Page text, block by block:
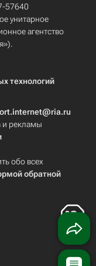
57640
унитарное
агентство
технологий
и рекламы
обо всех
обратной